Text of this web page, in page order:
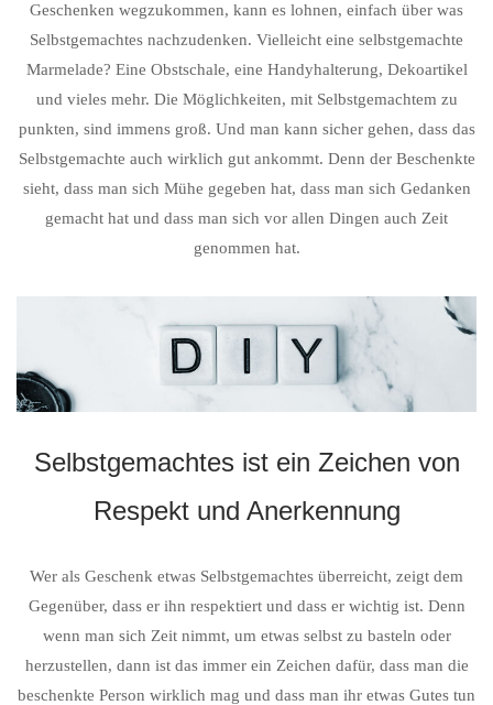
Geschenken wegzukommen, kann es lohnen, einfach über was
Selbstgemachtes nachzudenken. Vielleicht eine selbstgemachte
Marmelade? Eine Obstschale, eine Handyhalterung, Dekoartikel
und vieles mehr. Die Möglichkeiten, mit Selbstgemachtem zu
punkten, sind immens groß. Und man kann sicher gehen, dass das
Selbstgemachte auch wirklich gut ankommt. Denn der Beschenkte
sieht, dass man sich Mühe gegeben hat, dass man sich Gedanken
gemacht hat und dass man sich vor allen Dingen auch Zeit
genommen hat.
Selbstgemachtes ist ein Zeichen von
Respekt und Anerkennung
Wer als Geschenk etwas Selbstgemachtes überreicht, zeigt dem
Gegenüber, dass er ihn respektiert und dass er wichtig ist. Denn
wenn man sich Zeit nimmt, um etwas selbst zu basteln oder
herzustellen, dann ist das immer ein Zeichen dafür, dass man die
beschenkte Person wirklich mag und dass man ihr etwas Gutes tun